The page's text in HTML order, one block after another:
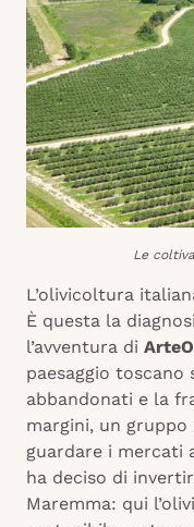
Le
L’olivicoltura
È questa la
l’avventura di
paesaggio toscano
abbandonati e la
margini, un
guardare i mercati
ha deciso di
Maremma: qui